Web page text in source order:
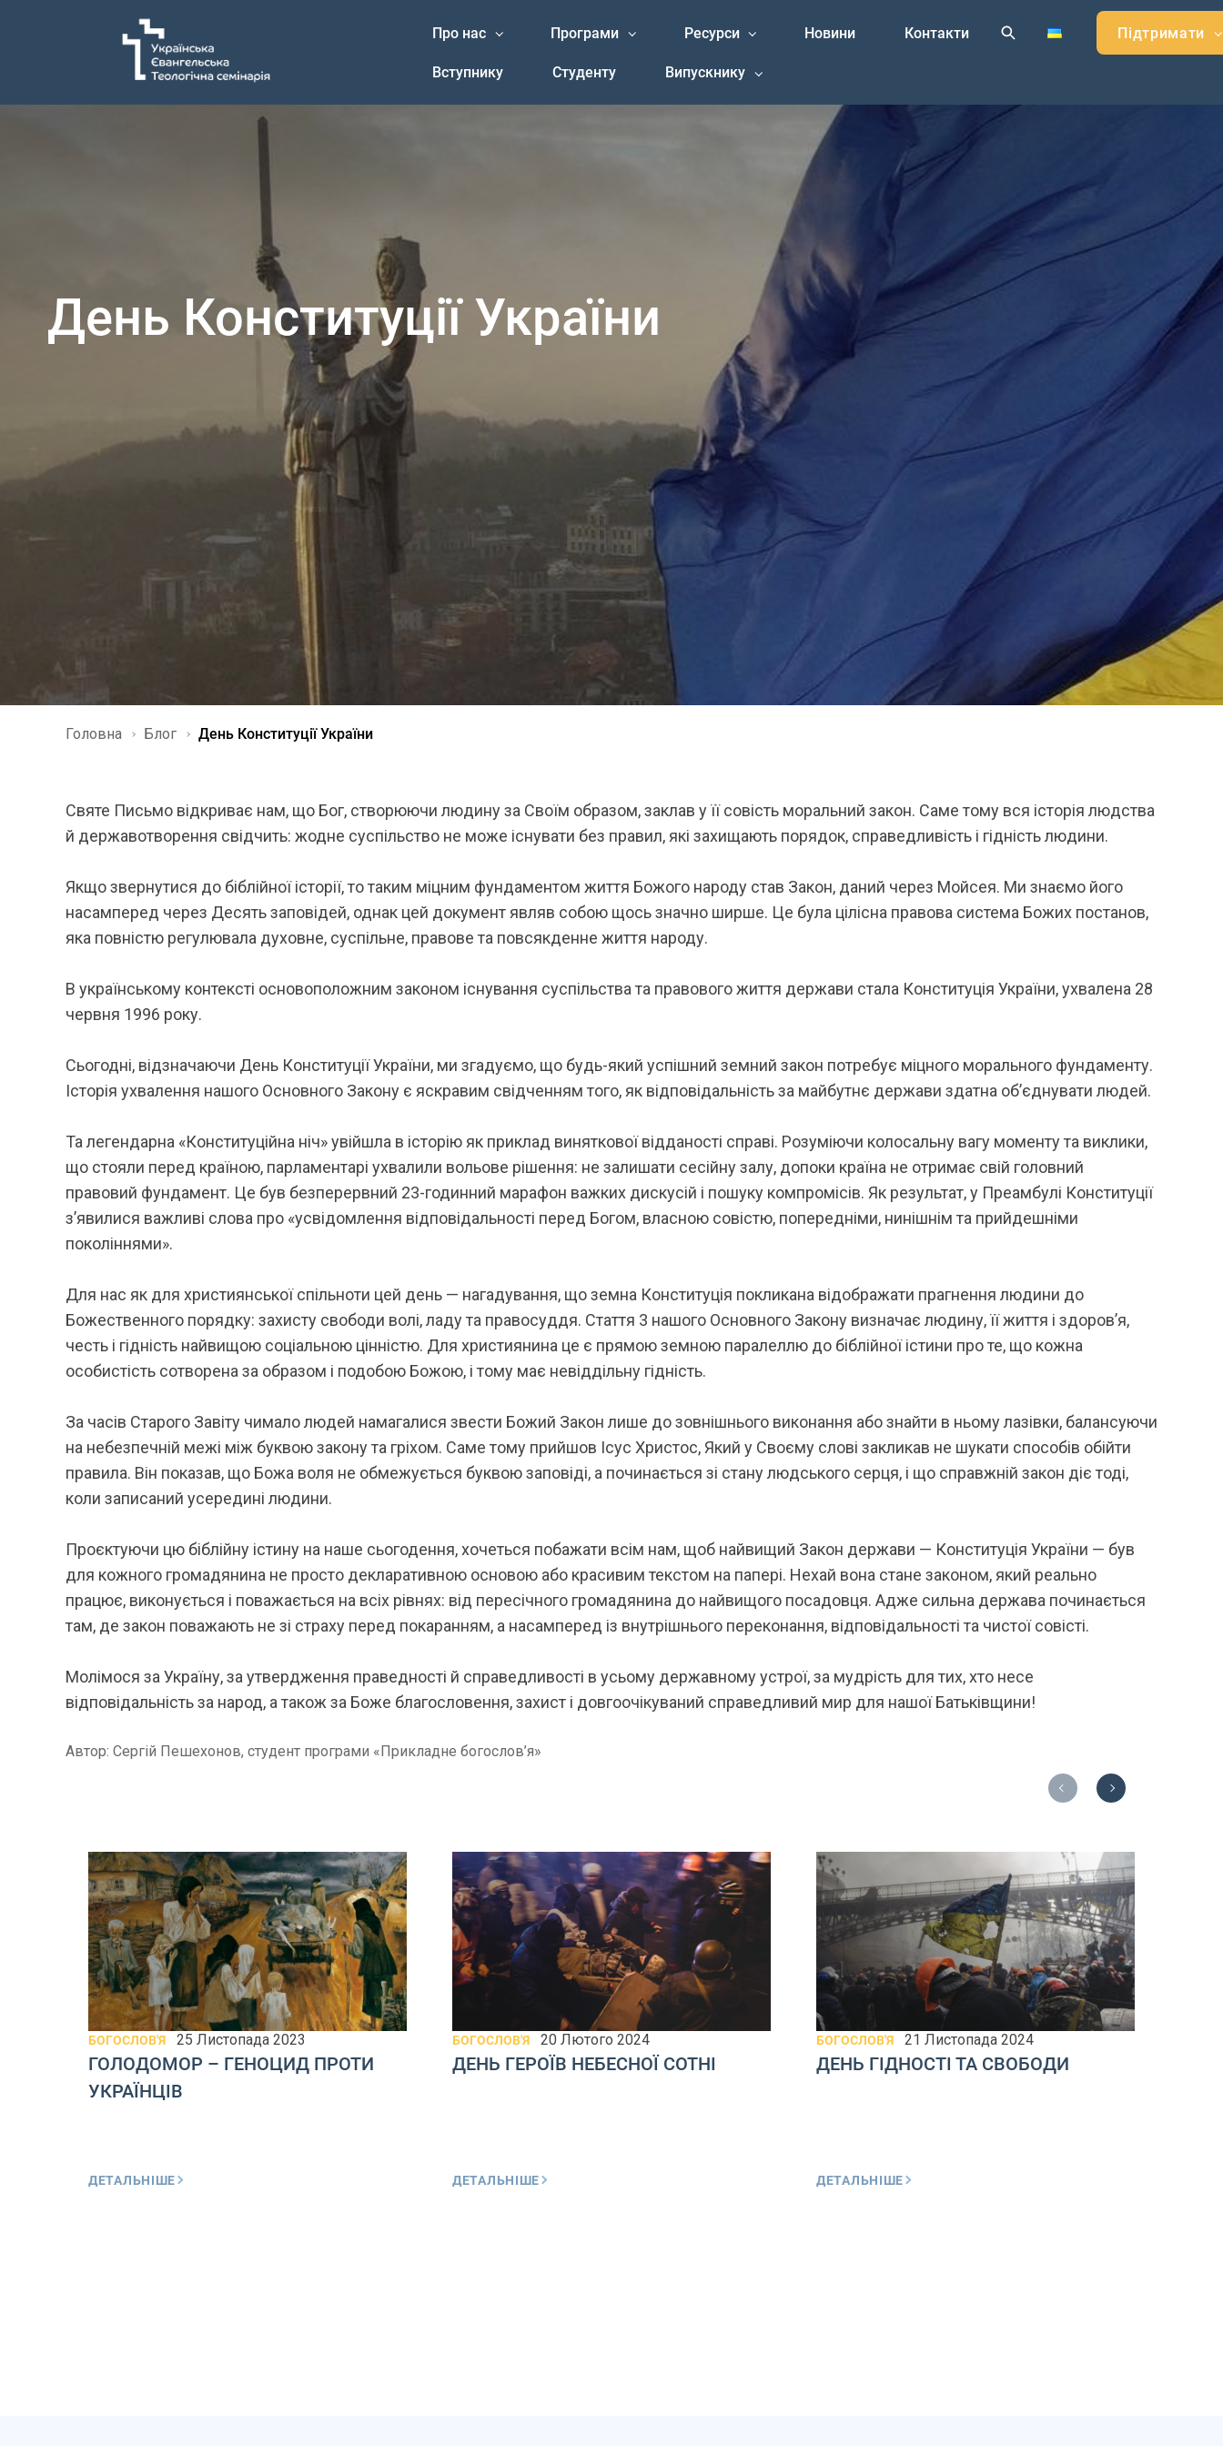
Про нас Програми Ресурси Новини Контакти Підтримати
Вступнику Студенту Випускнику
День Конституції України
Головна Блог День Конституції України
Святе Письмо відкриває нам, що Бог, створюючи людину за Своїм образом, заклав у її совість моральний закон. Саме тому вся історія людства
й державотворення свідчить: жодне суспільство не може існувати без правил, які захищають порядок, справедливість і гідність людини.
Якщо звернутися до біблійної історії, то таким міцним фундаментом життя Божого народу став Закон, даний через Мойсея. Ми знаємо його
насамперед через Десять заповідей, однак цей документ являв собою щось значно ширше. Це була цілісна правова система Божих постанов,
яка повністю регулювала духовне, суспільне, правове та повсякденне життя народу.
В українському контексті основоположним законом існування суспільства та правового життя держави стала Конституція України, ухвалена 28
червня 1996 року.
Сьогодні, відзначаючи День Конституції України, ми згадуємо, що будь-який успішний земний закон потребує міцного морального фундаменту.
Історія ухвалення нашого Основного Закону є яскравим свідченням того, як відповідальність за майбутнє держави здатна об’єднувати людей.
Та легендарна «Конституційна ніч» увійшла в історію як приклад виняткової відданості справі. Розуміючи колосальну вагу моменту та виклики,
що стояли перед країною, парламентарі ухвалили вольове рішення: не залишати сесійну залу, допоки країна не отримає свій головний
правовий фундамент. Це був безперервний 23-годинний марафон важких дискусій і пошуку компромісів. Як результат, у Преамбулі Конституції
з’явилися важливі слова про «усвідомлення відповідальності перед Богом, власною совістю, попередніми, нинішнім та прийдешніми
поколіннями».
Для нас як для християнської спільноти цей день — нагадування, що земна Конституція покликана відображати прагнення людини до
Божественного порядку: захисту свободи волі, ладу та правосуддя. Стаття 3 нашого Основного Закону визначає людину, її життя і здоров’я,
честь і гідність найвищою соціальною цінністю. Для християнина це є прямою земною паралеллю до біблійної істини про те, що кожна
особистість сотворена за образом і подобою Божою, і тому має невіддільну гідність.
За часів Старого Завіту чимало людей намагалися звести Божий Закон лише до зовнішнього виконання або знайти в ньому лазівки, балансуючи
на небезпечній межі між буквою закону та гріхом. Саме тому прийшов Ісус Христос, Який у Своєму слові закликав не шукати способів обійти
правила. Він показав, що Божа воля не обмежується буквою заповіді, а починається зі стану людського серця, і що справжній закон діє тоді,
коли записаний усередині людини.
Проєктуючи цю біблійну істину на наше сьогодення, хочеться побажати всім нам, щоб найвищий Закон держави — Конституція України — був
для кожного громадянина не просто декларативною основою або красивим текстом на папері. Нехай вона стане законом, який реально
працює, виконується і поважається на всіх рівнях: від пересічного громадянина до найвищого посадовця. Адже сильна держава починається
там, де закон поважають не зі страху перед покаранням, а насамперед із внутрішнього переконання, відповідальності та чистої совісті.
Молімося за Україну, за утвердження праведності й справедливості в усьому державному устрої, за мудрість для тих, хто несе
відповідальність за народ, а також за Боже благословення, захист і довгоочікуваний справедливий мир для нашої Батьківщини!
Автор: Сергій Пешехонов, студент програми «Прикладне богослов’я»
Previous
БОГОСЛОВ'Я 25 Листопада 2023
ГОЛОДОМОР – ГЕНОЦИД ПРОТИ
УКРАЇНЦІВ
ДЕТАЛЬНІШЕ
БОГОСЛОВ'Я 20 Лютого 2024
ДЕНЬ ГЕРОЇВ НЕБЕСНОЇ СОТНІ
ДЕТАЛЬНІШЕ
БОГОСЛОВ'Я 21 Листопада 2024
ДЕНЬ ГІДНОСТІ ТА СВОБОДИ
ДЕТАЛЬНІШЕ
Next